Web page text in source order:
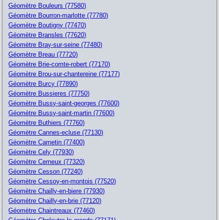
Géomètre Bouleurs (77580)
Géomètre Bourron-marlotte (77780)
Géomètre Boutigny (77470)
Géomètre Bransles (77620)
Géomètre Bray-sur-seine (77480)
Géomètre Breau (77720)
Géomètre Brie-comte-robert (77170)
Géomètre Brou-sur-chantereine (77177)
Géomètre Burcy (77890)
Géomètre Bussieres (77750)
Géomètre Bussy-saint-georges (77600)
Géomètre Bussy-saint-martin (77600)
Géomètre Buthiers (77760)
Géomètre Cannes-ecluse (77130)
Géomètre Carnetin (77400)
Géomètre Cely (77930)
Géomètre Cerneux (77320)
Géomètre Cesson (77240)
Géomètre Cessoy-en-montois (77520)
Géomètre Chailly-en-biere (77930)
Géomètre Chailly-en-brie (77120)
Géomètre Chaintreaux (77460)